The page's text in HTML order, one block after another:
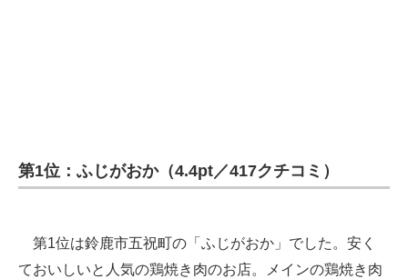
第1位：ふじがおか（4.4pt／417クチコミ）
第1位は鈴鹿市五祝町の「ふじがおか」でした。安く
ておいしいと人気の鶏焼き肉のお店。メインの鶏焼き肉